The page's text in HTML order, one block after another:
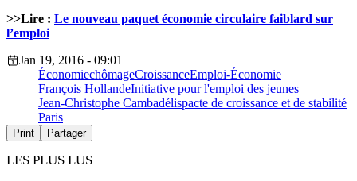
>>Lire : Le nouveau paquet économie circulaire faiblard sur
l’emploi
Jan 19, 2016 - 09:01
ÉconomiechômageCroissanceEmploi-Économie
François HollandeInitiative pour l'emploi des jeunes
Jean-Christophe Cambadélispacte de croissance et de stabilité
Paris
Print Partager
LES PLUS LUS